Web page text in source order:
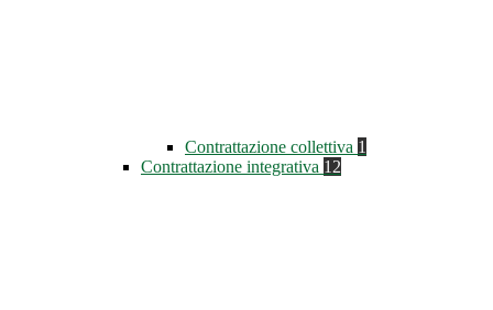
Contrattazione collettiva 1
Contrattazione integrativa 12